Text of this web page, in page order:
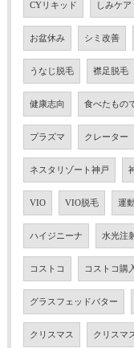
CYリキッド しみケア
お盆休み シミ改善
うなじ脱毛 襟足脱毛
健康志向 食べたもの
プラズマ クレーター
ネスタリゾート神戸
VIO VIO脱毛 運
ハイジニーナ 水光注
コストコ コストコ購
グラスフェッドバター
クリスマス クリスマ